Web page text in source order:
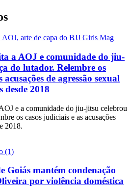
a AOJ e comunidade do jiu-
do lutador. Relembre os
acusações de agressão sexual
desde 2018
e a comunidade do jiu-jitsu celebrou
os casos judiciais e as acusações
2018.
Goiás mantém condenação
por violência doméstica